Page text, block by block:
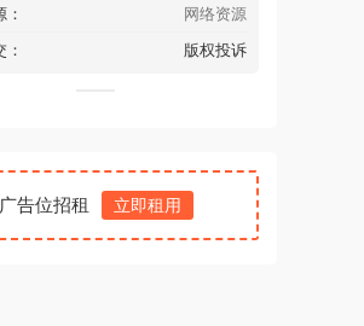
网络资源
版权投诉
广告位招租 立即租用